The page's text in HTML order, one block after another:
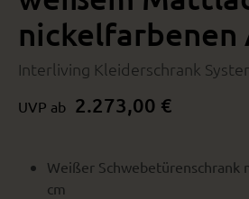
nickelfarbenen
Interliving Kleiderschrank
UVP ab 2.273,00 €
Weißer Schwebetürenschrank
cm